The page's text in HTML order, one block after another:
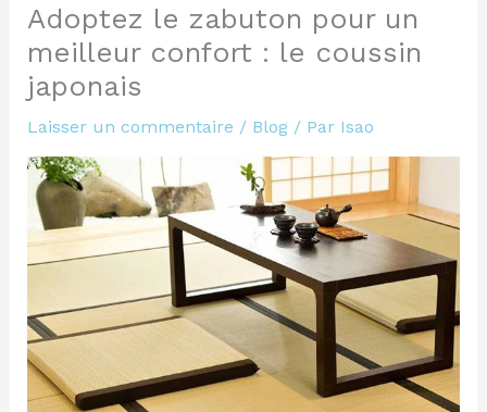
Adoptez le zabuton pour un
meilleur confort : le coussin
japonais
Laisser un commentaire / Blog/ Par Isao